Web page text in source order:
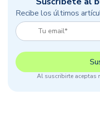
Recibe los últimos
Al suscribirte aceptas